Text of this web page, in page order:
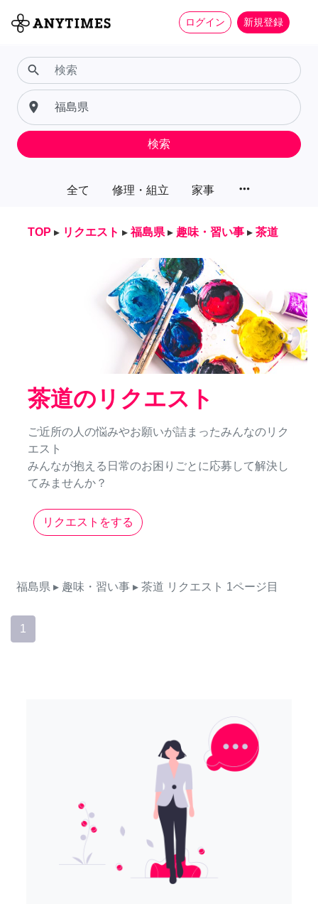
ログイン 新規登録
全て 修理・組立 家事 more_horiz
search
place
検索
TOP ▸ リクエスト ▸ 福島県 ▸ 趣味・習い事 ▸ 茶道
茶道のリクエスト
ご近所の人の悩みやお願いが詰まったみんなのリク
エスト
みんなが抱える日常のお困りごとに応募して解決し
てみませんか？
リクエストをする
福島県 ▸ 趣味・習い事 ▸ 茶道 リクエスト 1ページ目
1